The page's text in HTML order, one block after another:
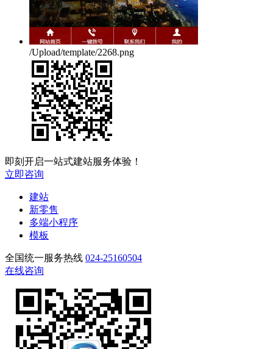
/Upload/template/2268.png
即刻开启一站式建站服务体验！
立即咨询
建站
新零售
多端小程序
模板
全国统一服务热线 024-25160504
在线咨询